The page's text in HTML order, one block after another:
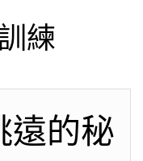
練
遠的秘